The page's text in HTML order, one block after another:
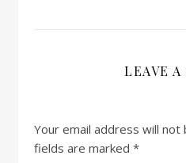
LEAVE A
Your email address will not
fields are marked *